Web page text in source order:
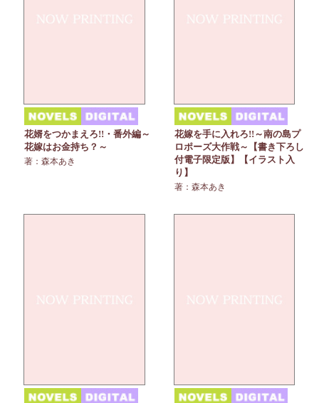
花婿をつかまえろ!!・番外編～
花嫁はお金持ち？～
著：森本あき
花嫁を手に入れろ!!～南の島プ
ロポーズ大作戦～【書き下ろし
付電子限定版】【イラスト入
り】
著：森本あき